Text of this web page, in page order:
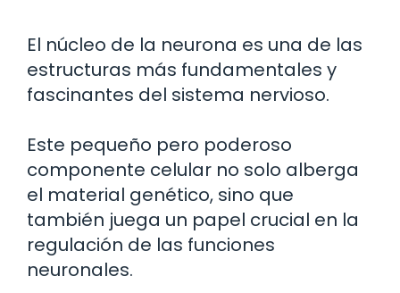
El núcleo de la neurona es una de las
estructuras más fundamentales y
fascinantes del sistema nervioso.
Este pequeño pero poderoso
componente celular no solo alberga
el material genético, sino que
también juega un papel crucial en la
regulación de las funciones
neuronales.